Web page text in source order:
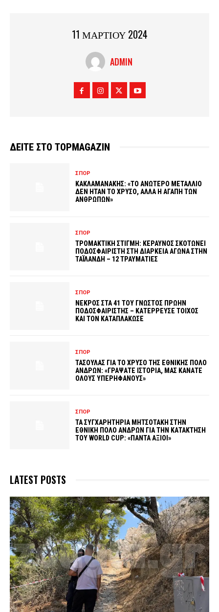
11 ΜΑΡΤΙΟΥ 2024
ADMIN
ΔΕΙΤΕ ΣΤΟ TOPMAGAZIN
ΣΠΟΡ
ΚΑΚΛΑΜΑΝΑΚΗΣ: «ΤΟ ΑΝΩΤΕΡΟ ΜΕΤΑΛΛΙΟ
ΔΕΝ ΗΤΑΝ ΤΟ ΧΡΥΣΟ, ΑΛΛΑ Η ΑΓΑΠΗ ΤΩΝ
ΑΝΘΡΩΠΩΝ»
ΣΠΟΡ
ΤΡΟΜΑΚΤΙΚΗ ΣΤΙΓΜΗ: ΚΕΡΑΥΝΟΣ ΣΚΟΤΩΝΕΙ
ΠΟΔΟΣΦΑΙΡΙΣΤΗ ΣΤΗ ΔΙΑΡΚΕΙΑ ΑΓΩΝΑ ΣΤΗΝ
ΤΑΪΛΑΝΔΗ – 12 ΤΡΑΥΜΑΤΙΕΣ
ΣΠΟΡ
ΝΕΚΡΟΣ ΣΤΑ 41 ΤΟΥ ΓΝΩΣΤΟΣ ΠΡΩΗΝ
ΠΟΔΟΣΦΑΙΡΙΣΤΗΣ – ΚΑΤΕΡΡΕΥΣΕ ΤΟΙΧΟΣ
ΚΑΙ ΤΟΝ ΚΑΤΑΠΛΑΚΩΣΕ
ΣΠΟΡ
ΤΑΣΟΥΛΑΣ ΓΙΑ ΤΟ ΧΡΥΣΟ ΤΗΣ ΕΘΝΙΚΗΣ ΠΟΛΟ
ΑΝΔΡΩΝ: «ΓΡΑΨΑΤΕ ΙΣΤΟΡΙΑ, ΜΑΣ ΚΑΝΑΤΕ
ΟΛΟΥΣ ΥΠΕΡΗΦΑΝΟΥΣ»
ΣΠΟΡ
ΤΑ ΣΥΓΧΑΡΗΤΗΡΙΑ ΜΗΤΣΟΤΑΚΗ ΣΤΗΝ
ΕΘΝΙΚΗ ΠΟΛΟ ΑΝΔΡΩΝ ΓΙΑ ΤΗΝ ΚΑΤΑΚΤΗΣΗ
ΤΟΥ WORLD CUP: «ΠΑΝΤΑ ΑΞΙΟΙ»
LATEST POSTS